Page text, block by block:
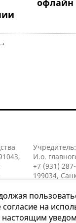
офлайн
И.о.
+7 (931)
199034,
на
настоящим